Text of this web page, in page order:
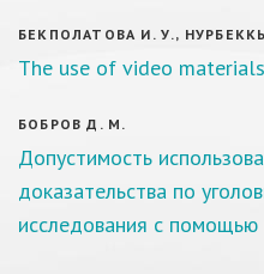
БЕКПОЛАТОВА И. У.,
The use of video
БОБРОВ Д. М.
Допустимость
доказательства по
исследования с помощью